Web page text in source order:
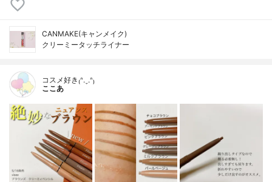
CANMAKE(キャンメイク)
クリーミータッチライナー
コスメ好き₍ᐢ.ˬ.ᐢ₎
ここあ